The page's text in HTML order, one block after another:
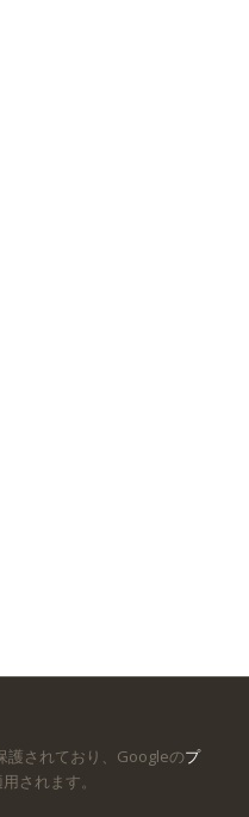
護されており、Googleのプ
されます。